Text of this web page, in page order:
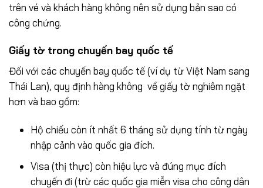
trên vé và khách hàng không nên sử dụng bản sao có
công chứng.
Giấy tờ trong chuyến bay quốc tế
Đối với các chuyến bay quốc tế (ví dụ từ Việt Nam sang
Thái Lan), quy định hàng không về giấy tờ nghiêm ngặt
hơn và bao gồm:
Hộ chiếu còn ít nhất 6 tháng sử dụng tính từ ngày
nhập cảnh vào quốc gia đích.
Visa (thị thực) còn hiệu lực và đúng mục đích
chuyến đi (trừ các quốc gia miễn visa cho công dân